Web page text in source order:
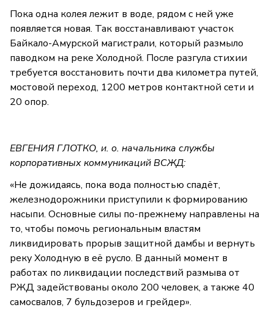
Пока одна колея лежит в воде, рядом с ней уже
появляется новая. Так восстанавливают участок
Байкало-Амурской магистрали, который размыло
паводком на реке Холодной. После разгула стихии
требуется восстановить почти два километра путей,
мостовой переход, 1200 метров контактной сети и
20 опор.
ЕВГЕНИЯ ГЛОТКО, и. о. начальника службы
корпоративных коммуникаций ВСЖД:
«Не дожидаясь, пока вода полностью спадёт,
железнодорожники приступили к формированию
насыпи. Основные силы по-прежнему направлены на
то, чтобы помочь региональным властям
ликвидировать прорыв защитной дамбы и вернуть
реку Холодную в её русло. В данный момент в
работах по ликвидации последствий размыва от
РЖД задействованы около 200 человек, а также 40
самосвалов, 7 бульдозеров и грейдер».